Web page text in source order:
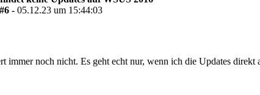
- 05.12.23 um 15:44:03
immer noch nicht. Es geht echt nur, wenn ich die Updates